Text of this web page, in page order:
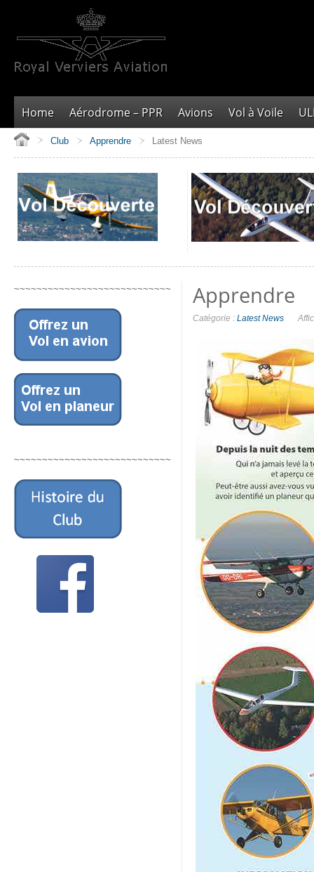
Home Aérodrome – PPR Avions Vol à Voile
Club Apprendre Latest News
Apprendre
Catégorie : Latest News
~~~~~~~~~~~~~~~~~~~~~~~~~~~~
~~~~~~~~~~~~~~~~~~~~~~~~~~~~